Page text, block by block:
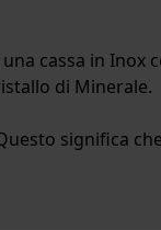
cassa in
di Minerale.
significa